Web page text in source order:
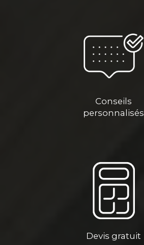
Conseils
personnalisés
Devis gratuit